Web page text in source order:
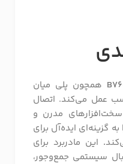
همچون پلی میان
عمل می‌کند. اتصال
مدرن و
گزینه‌ای ایده‌آل برای
. این مادربرد برای
سیستمی جمع‌و‌جور،